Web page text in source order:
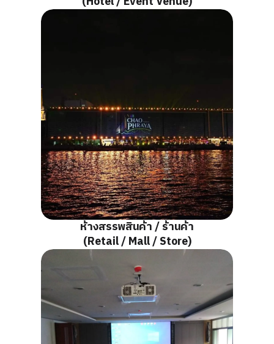
ห้างสรรพสินค้า / ร้านค้า
(Retail / Mall / Store)